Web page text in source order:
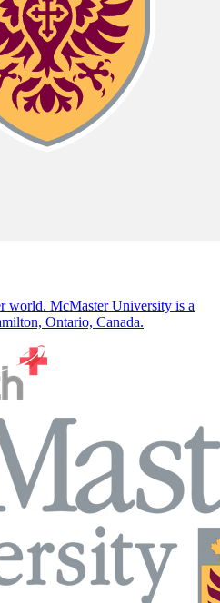
world. McMaster University is a
Ontario, Canada.